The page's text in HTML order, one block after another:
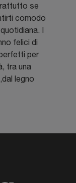
se
comodo
I
felici di
per
tra una
legno